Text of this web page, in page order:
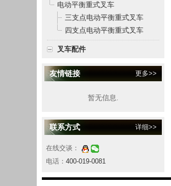
电动平衡重式叉车
三支点电动平衡重式叉车
四支点电动平衡重式叉车
叉车配件
友情链接 更多>>
暂无信息.
联系方式 详细>>
在线交谈：
电话： 400-019-0081